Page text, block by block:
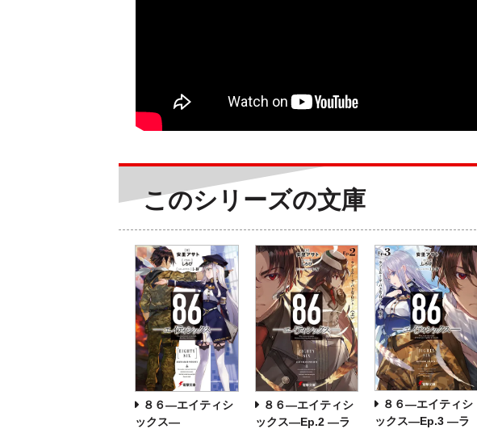
このシリーズの文庫
８６―エイティシ
ックス―
８６―エイティシ
ックス―Ep.2 ―ラ
８６―エイティシ
ックス―Ep.3 ―ラ